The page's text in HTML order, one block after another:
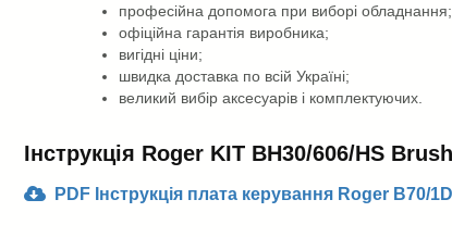
професійна допомога при виборі обладнання;
офіційна гарантія виробника;
вигідні ціни;
швидка доставка по всій Україні;
великий вибір аксесуарів і комплектуючих.
Інструкція Roger KIT BH30/606/HS
PDF Інструкція плата керування Roger B70/